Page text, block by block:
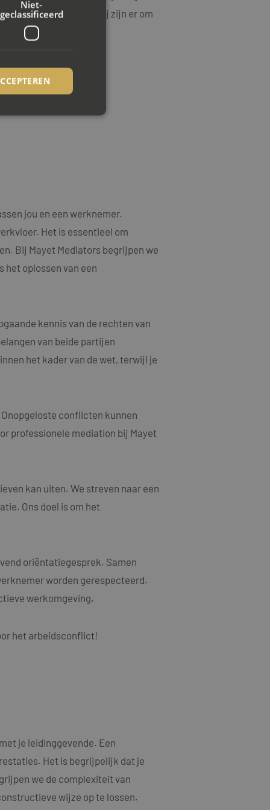
staan voorop, en wij zijn er om
jou en een werknemer.
Het is essentieel om
Bij Mayet Mediators begrijpen we
het oplossen van een
kennis van de rechten van
van beide partijen
het kader van de wet, terwijl je
conflicten kunnen
professionele mediation bij Mayet
kan uiten. We streven naar een
Ons doel is om het
oriëntatiegesprek. Samen
worden gerespecteerd.
werkomgeving.
het arbeidsconflict!
je leidinggevende. Een
Het is begrijpelijk dat je
we de complexiteit van
wijze op te lossen.
Niet-
geclassificeerd
te
basis van de PHP-
doeleinden die
te
een willekeurig
om de
gebruikte
,
de
sessie van de
kunnen worden
om het
tussen veel
kunnen worden
mogelijk
te leveren,
informatie uit
eventuele
hij de genoemde
van Google)